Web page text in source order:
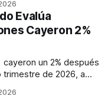
1.3% a 26,690.62.
de julio
Evalúa
Cayeron 2%
un 2% después
de 2026, a
ingresos de la nube y